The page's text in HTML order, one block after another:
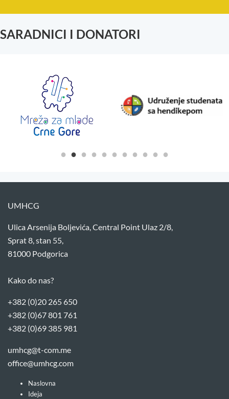
SARADNICI I DONATORI
UMHCG
Ulica Arsenija Boljevića, Central Point Ulaz 2/8,
Sprat 8, stan 55,
81000 Podgorica
Kako do nas?
+382 (0)20 265 650
+382 (0)67 801 761
+382 (0)69 385 981
umhcg@t-com.me
office@umhcg.com
Naslovna
Ideja